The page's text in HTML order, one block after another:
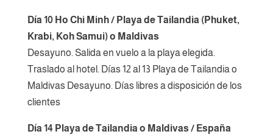
Día 10 Ho Chi Minh / Playa de Tailandia (Phuket,
Krabi, Koh Samui) o Maldivas
Desayuno. Salida en vuelo a la playa elegida.
Traslado al hotel. Días 12 al 13 Playa de Tailandia o
Maldivas Desayuno. Días libres a disposición de los
clientes
Día 14 Playa de Tailandia o Maldivas / España